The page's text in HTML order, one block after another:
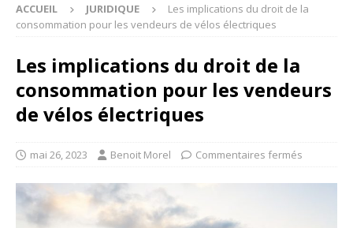
ACCUEIL JURIDIQUE
Les implications du droit de la
consommation pour les vendeurs de vélos électriques
Les implications du droit de la
consommation pour les vendeurs
de vélos électriques
mai 26, 2023 Benoit Morel Commentaires fermés